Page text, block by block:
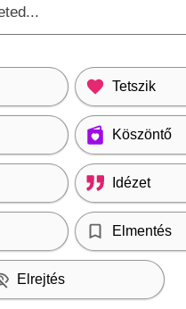
Tetszik
Köszöntő
Idézet
Elmentés
Elrejtés